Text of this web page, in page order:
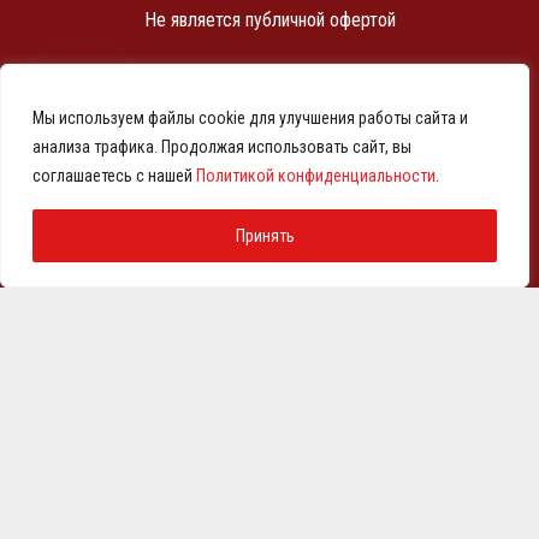
Мы используем файлы cookie для улучшения работы сайта и
анализа трафика. Продолжая использовать сайт, вы
соглашаетесь с нашей Политикой конфиденциальности
Принять
Не является публичной офертой
КПП 781001001
ОГРН 1257800001458
© 2021-2026 Представительство АО «ВМЗ» в Санкт-
Политика конфиденциальности